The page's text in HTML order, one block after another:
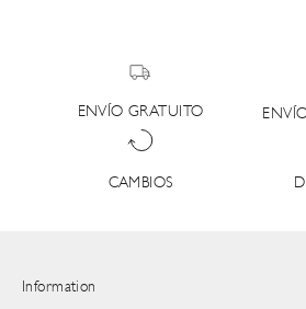
ENVÍO GRATUITO
CAMBIOS
Information